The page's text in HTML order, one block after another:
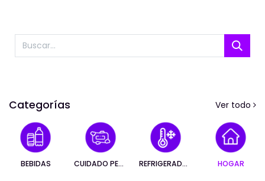
Categorías Ver todo
BEBIDAS CUIDADO PERSONAL REFRIGERADOS HOGAR